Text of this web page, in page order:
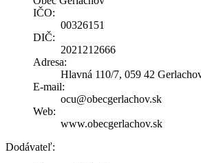
IČO:
00326151
DIČ:
2021212666
Adresa:
Hlavná 110/7, 059 42
E-mail:
ocu@obecgerlachov.sk
Web:
www.obecgerlachov.sk
Dodávateľ: